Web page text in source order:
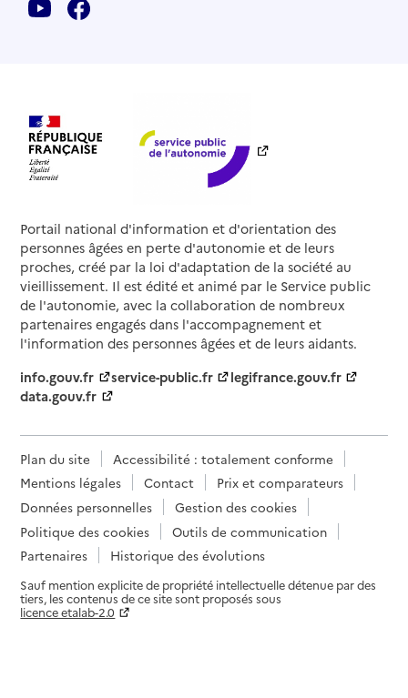
Portail national d'information et d'orientation des
personnes âgées en perte d'autonomie et de leurs
proches, créé par la loi d'adaptation de la société au
vieillissement. Il est édité et animé par le Service public
de l'autonomie, avec la collaboration de nombreux
partenaires engagés dans l'accompagnement et
l'information des personnes âgées et de leurs aidants.
info.gouv.fr
service-public.fr
legifrance.gouv.fr
data.gouv.fr
Plan du site
Accessibilité : totalement conforme
Mentions légales
Contact
Prix et comparateurs
Données personnelles
Gestion des cookies
Politique des cookies
Outils de communication
Partenaires
Historique des évolutions
Sauf mention explicite de propriété intellectuelle détenue par des
tiers, les contenus de ce site sont proposés sous
licence etalab-2.0